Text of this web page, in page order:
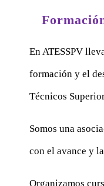
En ATESSPV
formación y el
Técnicos
Somos una
con el avance y
Organizamos